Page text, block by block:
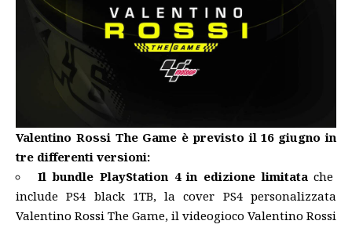
Valentino Rossi The Game è previsto il 16 giugno in
tre differenti versioni:
Il bundle PlayStation 4 in edizione limitatache
include PS4 black 1TB, la cover PS4 personalizzata
Valentino Rossi The Game, il videogioco Valentino Rossi